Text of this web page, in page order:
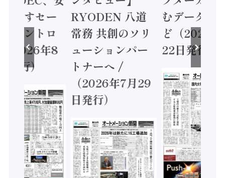
かすセー
コントロ
2026年8
発行）
RYODEN 八道
常務 共創のソリ
ューションパー
トナーへ /
（2026年7月29
日発行）
むデータ活
ど（2026年
22日発行）